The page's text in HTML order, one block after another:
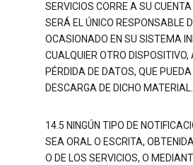
SERVICIOS CORRE A SU
SERÁ EL ÚNICO RESPONSABLE
OCASIONADO EN SU SISTEMA
CUALQUIER OTRO DISPOSITIVO,
PÉRDIDA DE DATOS, QUE
DESCARGA DE DICHO MATERIAL.
14.5 NINGÚN TIPO DE
SEA ORAL O ESCRITA,
O DE LOS SERVICIOS, O